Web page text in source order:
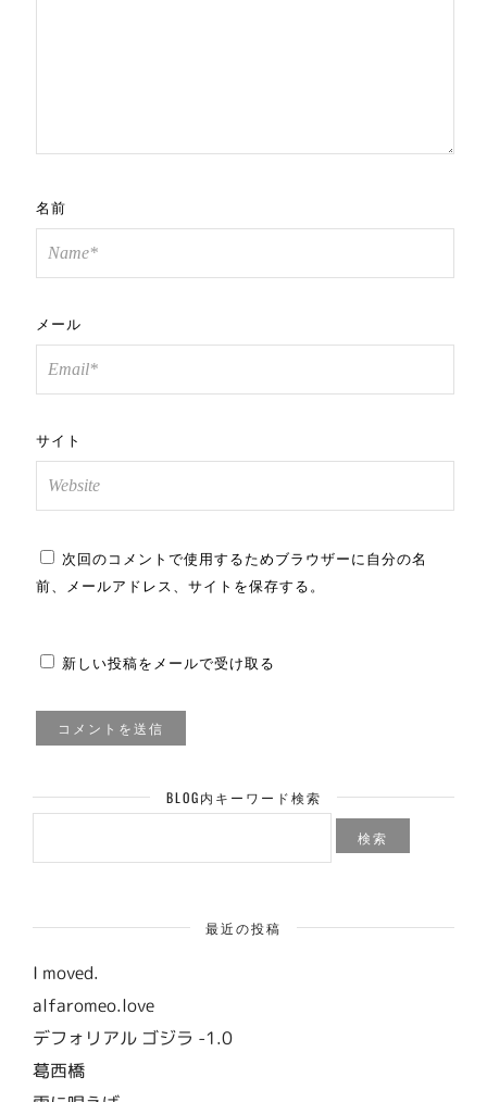
名前
メール
サイト
次回のコメントで使用するためブラウザーに自分の名
前、メールアドレス、サイトを保存する。
新しい投稿をメールで受け取る
BLOG内キーワード検索
検
最近の投稿
I moved.
alfaromeo.love
デフォリアル ゴジラ -1.0
葛西橋